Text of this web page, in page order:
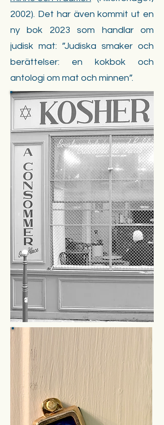
2002). Det har även kommit ut en
ny bok 2023 som handlar om
judisk mat: ”Judiska smaker och
berättelser: en kokbok och
antologi om mat och minnen”.